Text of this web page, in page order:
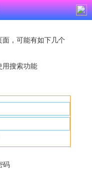
，可能有如下几个
用搜索功能
码